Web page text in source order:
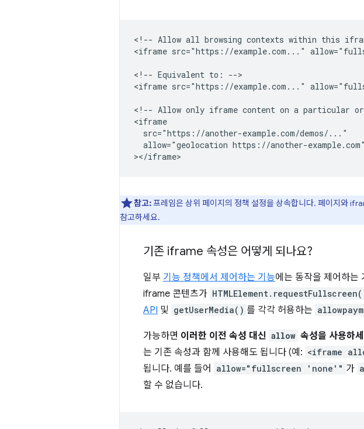
<!-- Allow all browsing contexts within this
<iframe src="https://example.com..."
<!-- Equivalent to: -->
<iframe src="https://example.com..."
<!-- Allow only iframe content on a particular
<iframe
  src="https://another-example.com/demos/..."
  allow="geolocation https://another-example.com"
참고:프레임은 상위 페이지의 정책 설정을 상속합니다. 페이지와
참고하세요.
기존 iframe 속성은 어떻게 되나요?
일부 기능 정책에서 제어하는 기능에는 동작을 제어하는
iframe 콘텐츠가
API 및 getUserMedia() 를 각각 허용하는
가능하면 이러한 이전 속성 대신 allow 속성을 사용하
는 기존 속성과 함께 사용해도 됩니다 (예: <iframe
됩니다. 예를 들어
allow="fullscreen 'none'" 가
할 수 없습니다.